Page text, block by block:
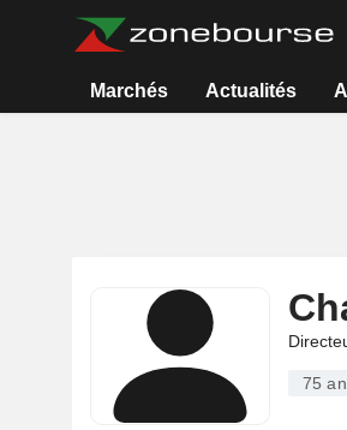
Marchés Actualités
75